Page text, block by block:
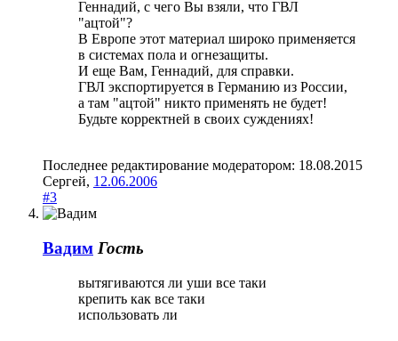
Геннадий, с чего Вы взяли, что ГВЛ
"ацтой"?
В Европе этот материал широко применяется
в системах пола и огнезащиты.
И еще Вам, Геннадий, для справки.
ГВЛ экспортируется в Германию из России,
а там "ацтой" никто применять не будет!
Будьте корректней в своих суждениях!
Последнее редактирование модератором: 18.08.2015
Сергей, 12.06.2006
#3
Вадим Гость
вытягиваются ли уши все таки
крепить как все таки
использовать ли